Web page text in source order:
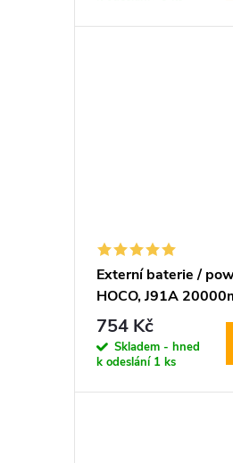
t
d
Externí baterie /
HOCO, J91A
754 Kč
Skladem - hned
k odeslání 1 ks